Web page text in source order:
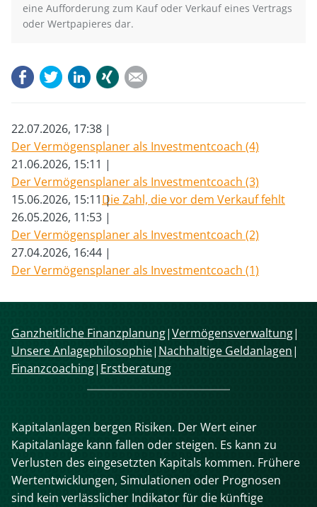
eine Aufforderung zum Kauf oder Verkauf eines Vertrags
oder Wertpapieres dar.
FacebookTwitterLinkedIn
Xing
22.07.2026, 17:38
Der Vermögensplaner als Investmentcoach (4)
21.06.2026, 15:11
Der Vermögensplaner als Investmentcoach (3)
15.06.2026, 15:11Die Zahl, die vor dem Verkauf fehlt
26.05.2026, 11:53
Der Vermögensplaner als Investmentcoach (2)
27.04.2026, 16:44
Der Vermögensplaner als Investmentcoach (1)
Navigation
überspringen
Ganzheitliche Finanzplanung Vermögensverwaltung
Unsere Anlagephilosophie Nachhaltige Geldanlagen
Finanzcoaching Erstberatung
Kapitalanlagen bergen Risiken. Der Wert einer
Kapitalanlage kann fallen oder steigen. Es kann zu
Verlusten des eingesetzten Kapitals kommen. Frühere
Wertentwicklungen, Simulationen oder Prognosen
sind kein verlässlicher Indikator für die künftige